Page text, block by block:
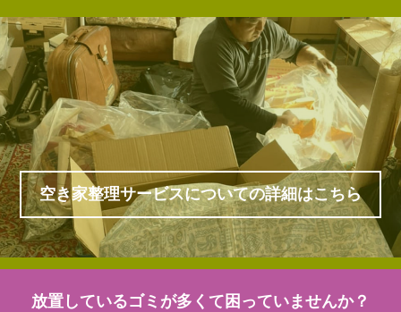
空き家整理サービスについての詳細はこちら
放置しているゴミが多くて困っていませんか？